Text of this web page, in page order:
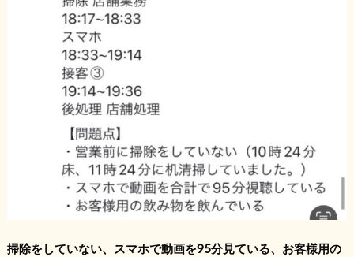
掃除をしていない、スマホで動画を95分見ている、お客様用の